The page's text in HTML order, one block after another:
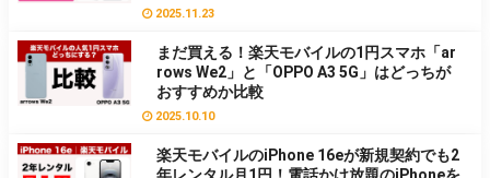
2025.11.23
まだ買える！楽天モバイルの1円スマホ「ar
rows We2」と「OPPO A3 5G」はどっちが
おすすめか比較
2025.10.10
楽天モバイルのiPhone 16eが新規契約でも2